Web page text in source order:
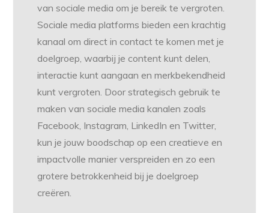
van sociale media om je bereik te vergroten.
Sociale media platforms bieden een krachtig
kanaal om direct in contact te komen met je
doelgroep, waarbij je content kunt delen,
interactie kunt aangaan en merkbekendheid
kunt vergroten. Door strategisch gebruik te
maken van sociale media kanalen zoals
Facebook, Instagram, LinkedIn en Twitter,
kun je jouw boodschap op een creatieve en
impactvolle manier verspreiden en zo een
grotere betrokkenheid bij je doelgroep
creëren.